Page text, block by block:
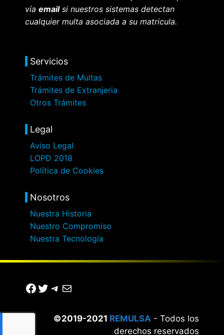
vía emailsi nuestros sistemas detectan
cualquier multa asociada a su matricula.
Servicios
Trámites de Multas
Trámites de Extranjeria
Otros Trámites
Legal
Aviso Legal
LOPD 2018
Política de Cookies
Nosotros
Nuestra Historia
Nuestro Compromiso
Nuestra Tecnología
Facebook
Twitter
Telegram
Correo electrónico
©2019-2021 REMULSA - Todos los
derechos reservados